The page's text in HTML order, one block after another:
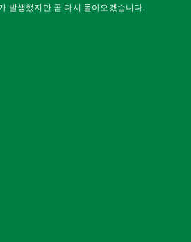
발생했지만 곧 다시 돌아오겠습니다.